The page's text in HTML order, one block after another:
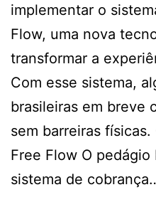
implementar o
Flow, uma nova
transformar a
Com esse sistema,
brasileiras em breve
sem barreiras
Free Flow O pedágio
sistema de